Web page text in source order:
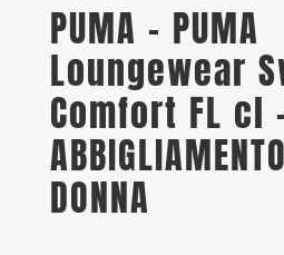
PUMA – PUMA
Loungewear
Comfort FL cl
DONNA